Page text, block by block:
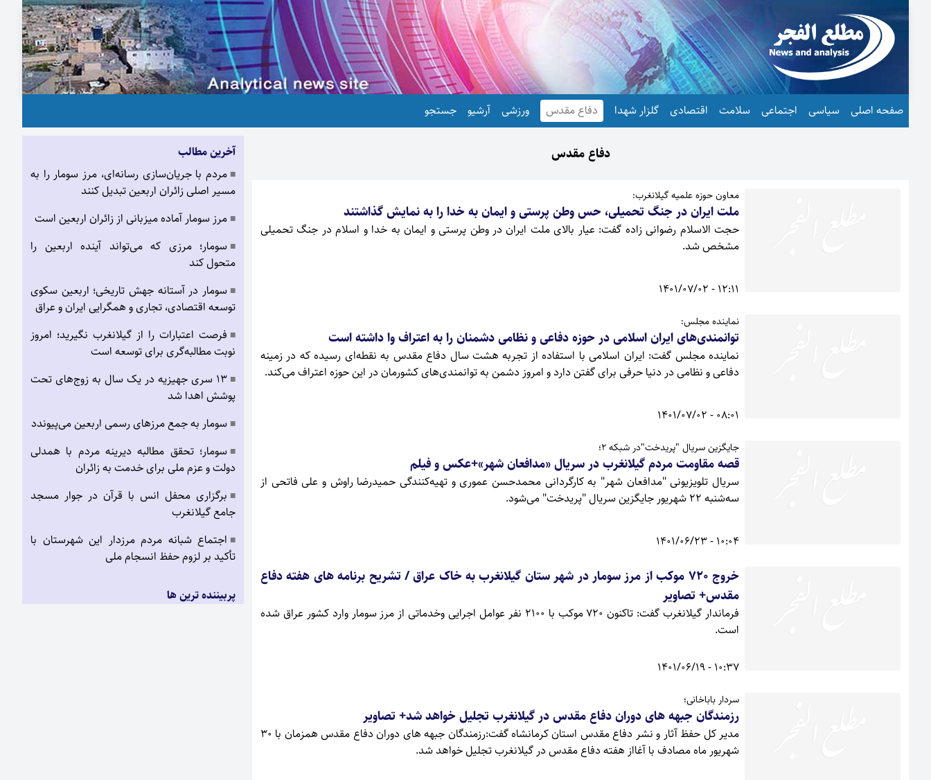
صفحه اصلی سیاسی اجتماعی سلامت اقتصادی گلزار شهدا دفاع مقدس ورزشی آرشیو جستجو
دفاع مقدس
معاون حوزه علمیه گیلانغرب:
ملت ایران در جنگ تحمیلی، حس وطن پرستی و ایمان به خدا را به نمایش گذاشتند
حجت الاسلام رضوانی زاده گفت: عیار بالای ملت ایران در وطن پرستی و ایمان به خدا و اسلام در جنگ تحمیلی
مشخص شد.
12:11 - 1401/07/02
نماینده مجلس:
توانمندی‌های ایران اسلامی در حوزه دفاعی و نظامی دشمنان را به اعتراف وا داشته است
نماینده مجلس گفت: ایران اسلامی با استفاده از تجربه هشت سال دفاع مقدس به نقطه‌ای رسیده که در زمینه
دفاعی و نظامی در دنیا حرفی برای گفتن دارد و امروز دشمن به توانمندی‌های کشورمان در این حوزه اعتراف می‌کند.
08:01 - 1401/07/02
جایگزین سریال "پریدخت"در شبکه 2؛
قصه مقاومت مردم گیلانغرب در سریال «مدافعان شهر»+عکس و فیلم
سریال تلویزیونی "مدافعان شهر" به کارگردانی محمدحسن عموری و تهیه‌کنندگی حمیدرضا راوش و علی فاتحی از
سه‌شنبه ۲۲ شهریور جایگزین سریال "پریدخت" می‌شود.
10:04 - 1401/06/23
خروج ۷۲۰ موکب از مرز سومار در شهر ستان گیلانغرب به خاک عراق / تشریح برنامه های هفته دفاع
مقدس+ تصاویر
فرماندار گیلانغرب گفت: تاکنون ۷۲۰ موکب با ۲۱۰۰ نفر عوامل اجرایی وخدماتی از مرز سومار وارد کشور عراق شده
است.
10:37 - 1401/06/19
سردار باباخانی؛
رزمندگان جبهه های دوران دفاع مقدس در گیلانغرب تجلیل خواهد شد+ تصاویر
مدیر کل حفظ آثار و نشر دفاع مقدس استان کرمانشاه گفت:رزمندگان جبهه های دوران دفاع مقدس همزمان با ۳۰
شهریور ماه مصادف با آغااز هفته دفاع مقدس در گیلانغرب تجلیل خواهد شد.
آخرین مطالب
■ مردم با جریان‌سازی رسانه‌ای، مرز سومار را به
مسیر اصلی زائران اربعین تبدیل کنند
■ مرز سومار آماده میزبانی از زائران اربعین است
■ سومار؛ مرزی که می‌تواند آینده اربعین را
متحول کند
■ سومار در آستانه جهش تاریخی؛ اربعین سکوی
توسعه اقتصادی، تجاری و همگرایی ایران و عراق
■ فرصت اعتبارات را از گیلانغرب نگیرید؛ امروز
نوبت مطالبه‌گری برای توسعه است
■
۱۳ سری جهیزیه در یک سال به زوج‌های تحت
پوشش اهدا شد
■ سومار به جمع مرزهای رسمی اربعین می‌پیوندد
■ سومار؛ تحقق مطالبه دیرینه مردم با همدلی
دولت و عزم ملی برای خدمت به زائران
■ برگزاری محفل انس با قرآن در جوار مسجد
جامع گیلانغرب
■ اجتماع شبانه مردم مرزدار این شهرستان با
تأکید بر لزوم حفظ انسجام ملی
پربیننده ترین ها